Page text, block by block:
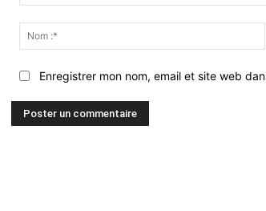
:*
Enregistrer mon nom, email et site web